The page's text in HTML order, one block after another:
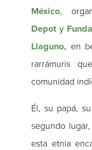
México,
Depot y
Llaguno, en
rarrámuris
comunidad
Él, su papá,
segundo
esta etnia